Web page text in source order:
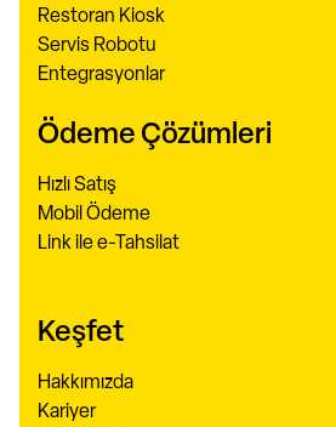
Restoran Kiosk
Servis Robotu
Entegrasyonlar
Ödeme Çözümleri
Hızlı Satış
Mobil Ödeme
Link ile e-Tahsilat
Keşfet
Hakkımızda
Kariyer